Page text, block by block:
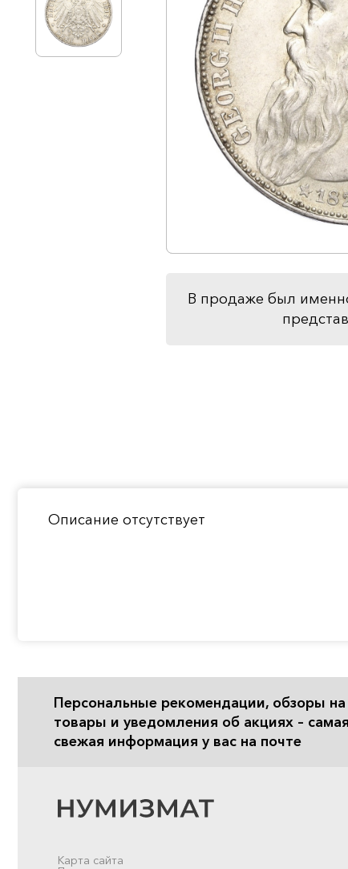
В продаже был
Описание отсутствует
Персональные рекомендации, обзоры на
товары и уведомления об акциях – самая
свежая информация у вас на почте
Карта сайта